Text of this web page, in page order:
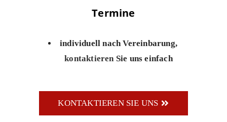
Termine
individuell nach Vereinbarung,
kontaktierenSie uns einfach
KONTAKTIEREN SIE UNS